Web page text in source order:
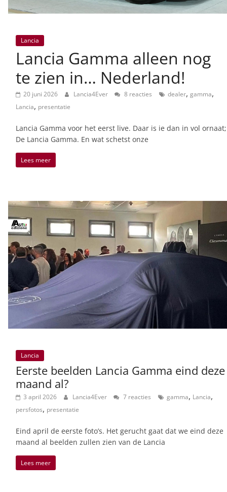
Lancia
Lancia Gamma alleen nog
te zien in… Nederland!
20 juni 2026 Lancia4Ever 8 reacties dealer, gamma,
Lancia, presentatie
Lancia Gamma voor het eerst live. Daar is ie dan in vol ornaat;
De Lancia Gamma. En wat schetst onze
Lees meer
Lancia
Eerste beelden Lancia Gamma eind deze
maand al?
3 april 2026 Lancia4Ever 7 reacties gamma, Lancia,
persfotos, presentatie
Eind april de eerste foto’s. Het gerucht gaat dat we eind deze
maand al beelden zullen zien van de Lancia
Lees meer